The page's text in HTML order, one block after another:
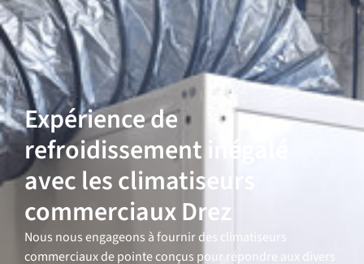
Expérience de
refroidissement inégalé
avec les climatiseurs
commerciaux Drez
Nous nous engageons à fournir des climatiseurs
commerciaux de pointe conçus pour répondre aux divers